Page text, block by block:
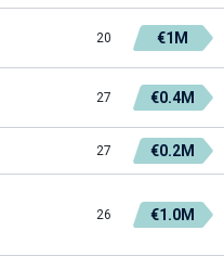
20 €1M
27 €0.4M
27 €0.2M
26 €1.0M